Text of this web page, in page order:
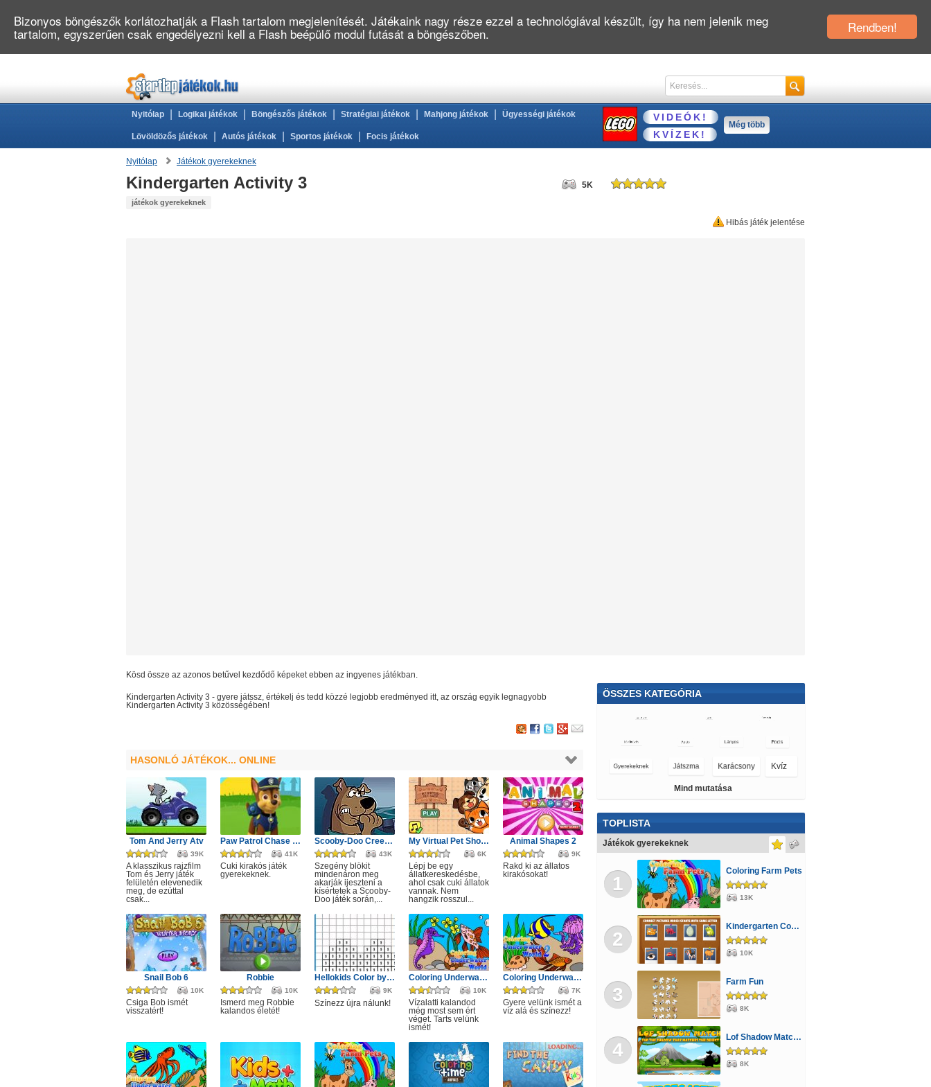
Nyitólap Logikai játékok Böngészős játékok Stratégiai játékok Mahjong játékok Ügyességi játékok
Lövöldözős játékok Autós játékok Sportos játékok Focis játékok
VIDEÓK!
KVÍZEK!
Még több
Nyitólap Játékok gyerekeknek
Kindergarten Activity 3
játékok gyerekeknek
5K
Hibás játék jelentése
Kösd össze az azonos betűvel kezdődő képeket ebben az ingyenes játékban.
Kindergarten Activity 3 - gyere játssz, értékelj és tedd közzé legjobb eredményed itt, az ország egyik legnagyobb
Kindergarten Activity 3 közösségében!
HASONLÓ JÁTÉKOK... ONLINE
Tom And Jerry Atv
39K
A klasszikus rajzfilm
Tom és Jerry játék
felületén elevenedik
meg, de ezúttal
csak...
Paw Patrol Chase Puzzle
41K
Cuki kirakós játék
gyerekeknek.
Scooby-Doo Creepy Castle
43K
Szegény blökit
mindenáron meg
akarják ijeszteni a
kísértetek a Scooby-
Doo játék során,...
My Virtual Pet Shop Cute Animals
6K
Lépj be egy
állatkereskedésbe,
ahol csak cuki állatok
vannak. Nem
hangzik rosszul...
Animal Shapes 2
9K
Rakd ki az állatos
kirakósokat!
Snail Bob 6
10K
Csiga Bob ismét
visszatért!
Robbie
10K
Ismerd meg Robbie
kalandos életét!
Hellokids Color by Number
9K
Színezz újra nálunk!
Coloring Underwater World 3
10K
Vízalatti kalandod
még most sem ért
véget. Tarts velünk
ismét!
Coloring Underwater World 2
7K
Gyere velünk ismét a
víz alá és színezz!
ÖSSZES KATEGÓRIA
Mario
Mind mutatása
TOPLISTA
Játékok gyerekeknek
1
Coloring Farm Pets
13K
2
Kindergarten Connect
10K
3
Farm Fun
8K
4
Lof Shadow Match 3
8K
Rendben!
Bizonyos böngészők korlátozhatják a Flash tartalom megjelenítését. Játékaink nagy része ezzel a technológiával készült, így ha nem jelenik meg
tartalom, egyszerűen csak engedélyezni kell a Flash beépülő modul futását a böngészőben.